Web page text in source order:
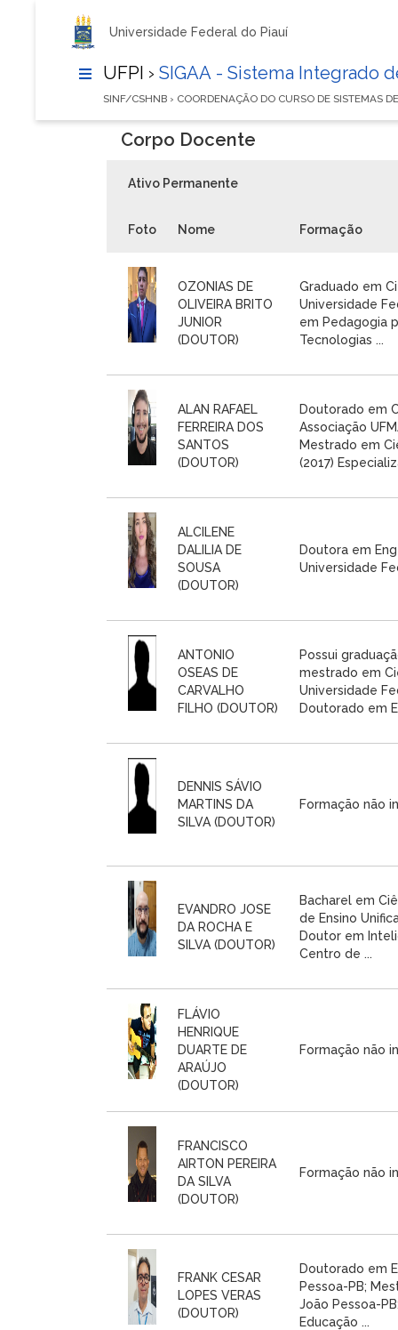
Universidade Federal do Piauí
UFPI › SIGAA - Sistema Integrado
SINF/CSHNB › COORDENAÇÃO DO CURSO DE SISTEMAS
Corpo Docente
Ativo Permanente
Foto Nome Formação
OZONIAS DE
OLIVEIRA BRITO
JUNIOR
(DOUTOR)
Graduado em
Universidade
em Pedagogia
Tecnologias ...
ALAN RAFAEL
FERREIRA DOS
SANTOS
(DOUTOR)
Doutorado em
Associação
Mestrado em
(2017)
ALCILENE
DALILIA DE
SOUSA
(DOUTOR)
Doutora em
Universidade
ANTONIO
OSEAS DE
CARVALHO
FILHO (DOUTOR)
Possui
mestrado em
Universidade
Doutorado em
DENNIS SÁVIO
MARTINS DA
SILVA (DOUTOR)
Formação não
EVANDRO JOSE
DA ROCHA E
SILVA (DOUTOR)
Bacharel em
de Ensino
Doutor em
Centro de ...
FLÁVIO
HENRIQUE
DUARTE DE
ARAÚJO
(DOUTOR)
Formação não
FRANCISCO
AIRTON PEREIRA
DA SILVA
(DOUTOR)
Formação não
FRANK CESAR
LOPES VERAS
(DOUTOR)
Doutorado em
Pessoa-PB;
João Pessoa-
Educação ...